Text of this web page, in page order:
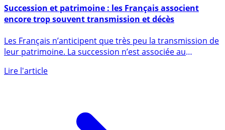
15 octobre 2024
Succession et patrimoine : les Français associent
encore trop souvent transmission et décès
leur patrimoine. La succession n’est associée au